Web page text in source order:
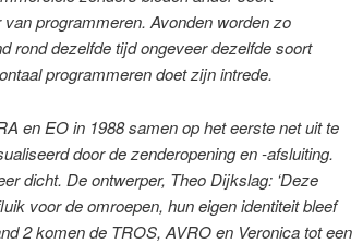
programmeren. Avonden worden zo
rond dezelfde tijd ongeveer dezelfde soort
programmeren doet zijn intrede.
en EO in 1988 samen op het eerste net uit te
door de zenderopening en -afsluiting.
dicht. De ontwerper, Theo Dijkslag: ‘Deze
voor de omroepen, hun eigen identiteit bleef
2 komen de TROS, AVRO en Veronica tot een